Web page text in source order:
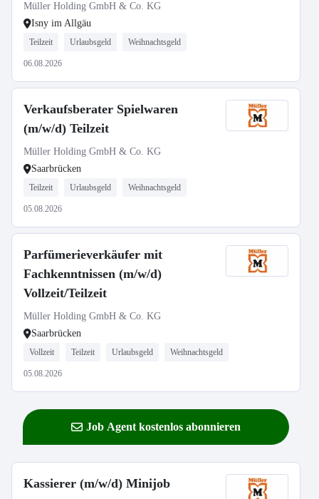
Müller Holding GmbH & Co. KG
Isny im Allgäu
Teilzeit Urlaubsgeld Weihnachtsgeld
06.08.2026
Verkaufsberater Spielwaren
(m/w/d) Teilzeit
Müller Holding GmbH & Co. KG
Saarbrücken
Teilzeit Urlaubsgeld Weihnachtsgeld
05.08.2026
Parfümerieverkäufer mit
Fachkenntnissen (m/w/d)
Vollzeit/Teilzeit
Müller Holding GmbH & Co. KG
Saarbrücken
Vollzeit Teilzeit Urlaubsgeld Weihnachtsgeld
05.08.2026
Job Agent kostenlos abonnieren
Kassierer (m/w/d) Minijob